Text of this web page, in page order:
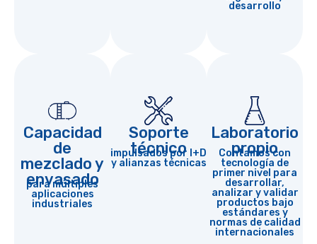
desarrollo
Capacidad
de
mezclado y
envasado
para múltiples
aplicaciones
industriales
Soporte
técnico
impulsados por I+D
y alianzas técnicas
Laboratorio
propio
Contamos con
tecnología de
primer nivel para
desarrollar,
analizar y validar
productos bajo
estándares y
normas de calidad
internacionales